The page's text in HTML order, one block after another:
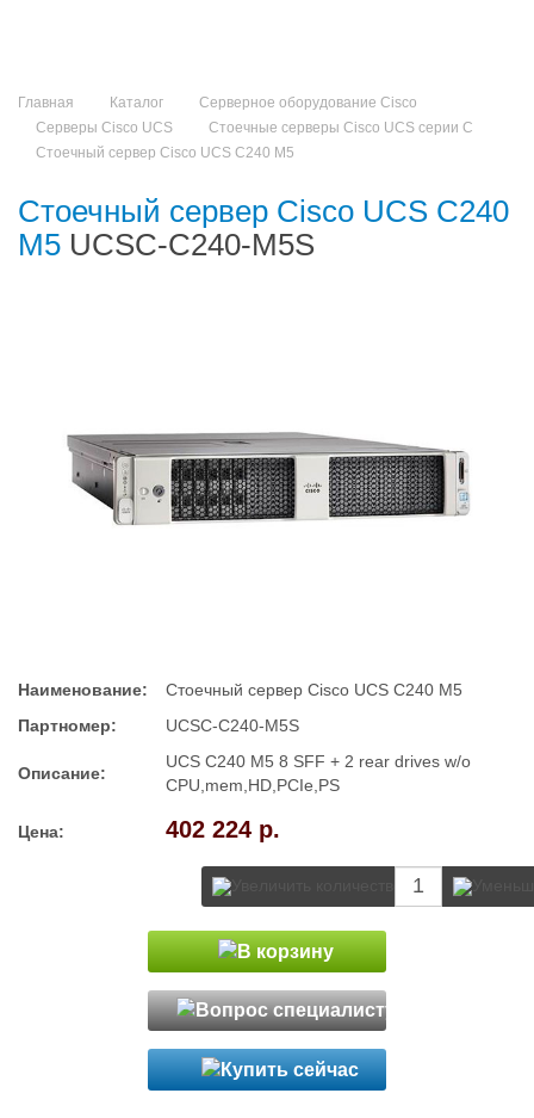
Главная Каталог
Серверное оборудование Cisco
Серверы Cisco UCS
Стоечные серверы Cisco UCS серии C
Стоечный сервер Cisco UCS C240 M5
Стоечный сервер Cisco UCS C240
M5 UCSC-C240-M5S
Наименование:
Стоечный сервер Cisco UCS C240 M5
Партномер:
UCSC-C240-M5S
Описание:
UCS C240 M5 8 SFF + 2 rear drives w/o
CPU,mem,HD,PCIe,PS
Цена: 402 224 р.